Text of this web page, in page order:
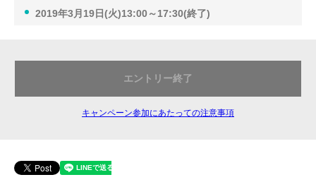
2019年3月19日(火)13:00～17:30(終了)
エントリー終了
キャンペーン参加にあたっての注意事項